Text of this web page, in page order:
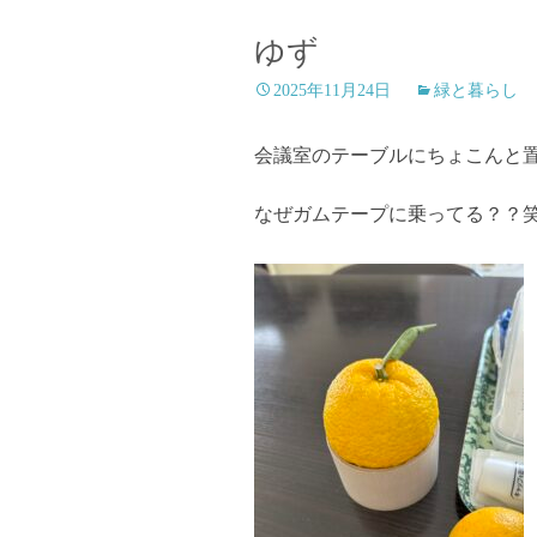
ゆず
2025年11月24日 緑と暮らし
会議室のテーブルにちょこんと
なぜガムテープに乗ってる？？